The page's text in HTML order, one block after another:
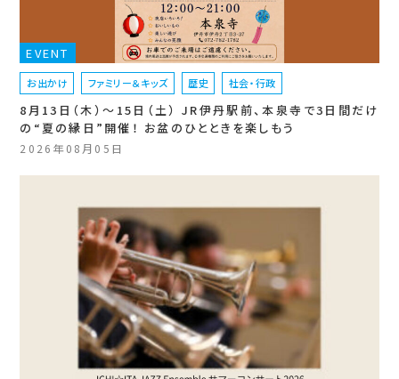
EVENT
お出かけ ファミリー＆キッズ 歴史 社会・行政
8月13日（木）〜15日（土） JR伊丹駅前、本泉寺で3日間だけ
の“夏の縁日”開催！ お盆のひとときを楽しもう
2026年08月05日